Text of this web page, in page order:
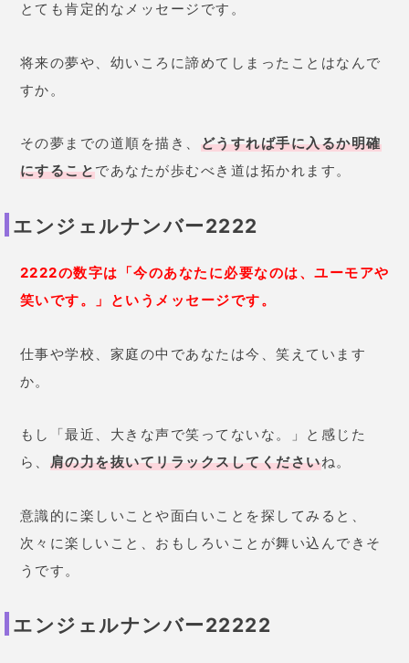
とても肯定的なメッセージです。
将来の夢や、幼いころに諦めてしまったことはなんで
すか。
その夢までの道順を描き、 どうすれば手に入るか明確
にすることであなたが歩むべき道は拓かれます。
エンジェルナンバー2222
2222の数字は「今のあなたに必要なのは、ユーモアや
笑いです。」というメッセージです。
仕事や学校、家庭の中であなたは今、笑えています
か。
もし「最近、大きな声で笑ってないな。」と感じた
ら、 肩の力を抜いてリラックスしてくださいね。
意識的に楽しいことや面白いことを探してみると、
次々に楽しいこと、おもしろいことが舞い込んできそ
うです。
エンジェルナンバー22222